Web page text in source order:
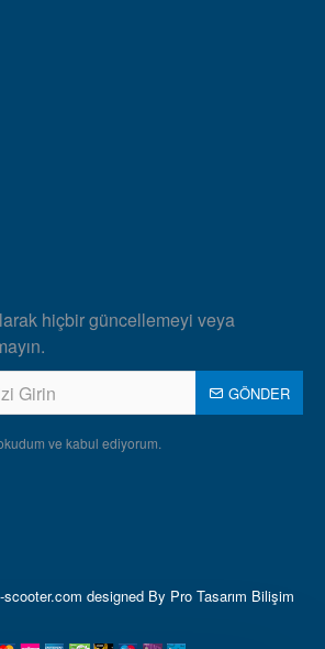
hiçbir güncellemeyi veya
GÖNDER
ve kabul ediyorum.
designed By Pro Tasarım Bilişim